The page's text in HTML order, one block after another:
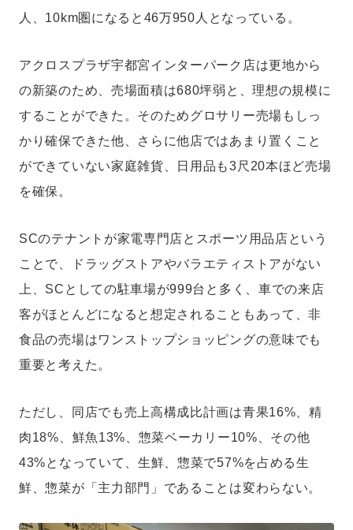
人、10km圏になると46万950人となっている。
アクロスプラザ宇都宮インターパーク店は更地から
の新築のため、売場面積は680坪弱と、理想の規模に
することができた。そのためグロサリー売場もしっ
かり確保できた他、さらに他店ではあまり置くこと
ができていない家庭雑貨、日用品も3尺20本ほど売場
を確保。
SCのテナントが家電専門店とスポーツ用品店という
ことで、ドラッグストアやバラエティストアがない
上、SCとしての駐車場が999台と多く、車での来店
客がほとんどになると想定されることもあって、非
食品の売場はワンストップショッピングの意味でも
重要と考えた。
ただし、同店でも売上高構成比計画は青果16%、精
肉18%、鮮魚13%、惣菜ベーカリー10%、その他
43%となっていて、生鮮、惣菜で57%を占める生
鮮、惣菜が「主力部門」であることは変わらない。